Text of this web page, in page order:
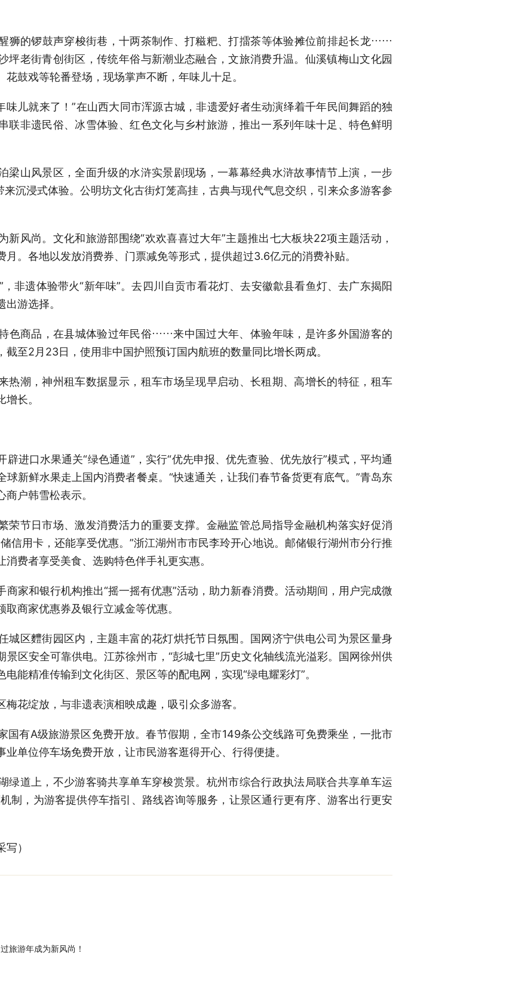
的锣鼓声穿梭街巷，十两茶制作、打糍粑、打擂茶等体验摊位前排起长龙……
坪老街青创街区，传统年俗与新潮业态融合，文旅消费升温。仙溪镇梅山文化园
鼓戏等轮番登场，现场掌声不断，年味儿十足。
儿就来了！”在山西大同市浑源古城，非遗爱好者生动演绎着千年民间舞蹈的独
联非遗民俗、冰雪体验、红色文化与乡村旅游，推出一系列年味十足、特色鲜明
山风景区，全面升级的水浒实景剧现场，一幕幕经典水浒故事情节上演，一步
来沉浸式体验。公明坊文化古街灯笼高挂，古典与现代气息交织，引来众多游客参
风尚。文化和旅游部围绕“欢欢喜喜过大年”主题推出七大板块22项主题活动，
。各地以发放消费券、门票减免等形式，提供超过3.6亿元的消费补贴。
非遗体验带火“新年味”。去四川自贡市看花灯、去安徽歙县看鱼灯、去广东揭阳
游选择。
商品，在县城体验过年民俗……来中国过大年、体验年味，是许多外国游客的
至2月23日，使用非中国护照预订国内航班的数量同比增长两成。
潮，神州租车数据显示，租车市场呈现早启动、长租期、高增长的特征，租车
长。
口水果通关“绿色通道”，实行“优先申报、优先查验、优先放行”模式，平均通
球新鲜水果走上国内消费者餐桌。“快速通关，让我们春节备货更有底气。”青岛东
户韩雪松表示。
节日市场、激发消费活力的重要支撑。金融监管总局指导金融机构落实好促消
信用卡，还能享受优惠。”浙江湖州市市民李玲开心地说。邮储银行湖州市分行推
费者享受美食、选购特色伴手礼更实惠。
和银行机构推出“摇一摇有优惠”活动，助力新春消费。活动期间，用户完成微
商家优惠券及银行立减金等优惠。
区麷街园区内，主题丰富的花灯烘托节日氛围。国网济宁供电公司为景区量身
景区安全可靠供电。江苏徐州市，“彭城七里”历史文化轴线流光溢彩。国网徐州供
能精准传输到文化街区、景区等的配电网，实现“绿电耀彩灯”。
花绽放，与非遗表演相映成趣，吸引众多游客。
有A级旅游景区免费开放。春节假期，全市149条公交线路可免费乘坐，一批市
单位停车场免费开放，让市民游客逛得开心、行得便捷。
道上，不少游客骑共享单车穿梭赏景。杭州市综合行政执法局联合共享单车运
制，为游客提供停车指引、路线咨询等服务，让景区通行更有序、游客出行更安
）
旅游年成为新风尚！